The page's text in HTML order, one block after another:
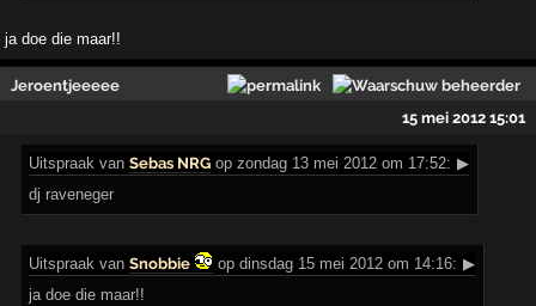
ja doe die maar!!
Jeroentjeeeee
15 mei 2012 15:01
Uitspraak vanSebas NRG op zondag 13 mei 2012 om 17:52: ▶
dj raveneger
Uitspraak vanSnobbie op dinsdag 15 mei 2012 om 14:16: ▶
ja doe die maar!!